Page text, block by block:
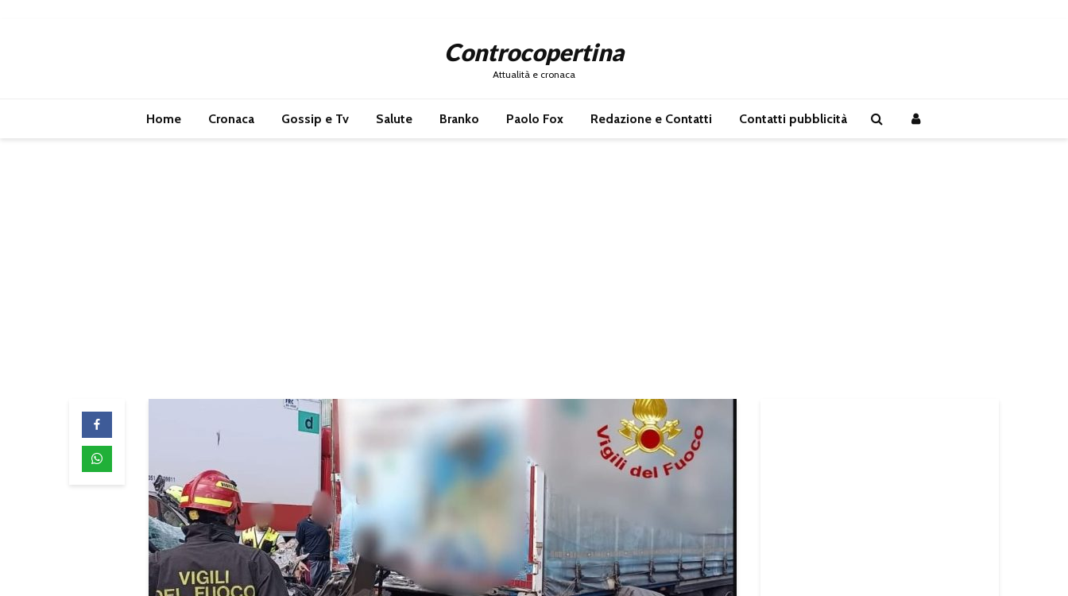
Controcopertina
Attualità e cronaca
Home Cronaca Gossip e Tv Salute Branko Paolo Fox Redazione e Contatti Contatti pubblicità